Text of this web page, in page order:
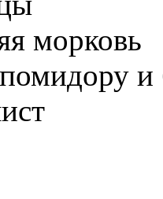
морковь
и